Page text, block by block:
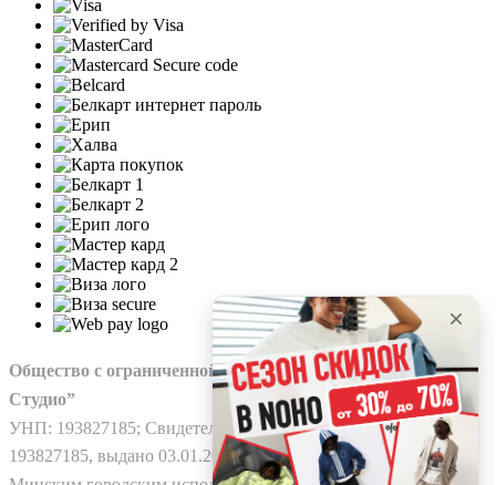
Общество с ограниченной ответственностью “Нохо
Студио”
УНП: 193827185; Свидетельство о гос. регистрации №
193827185, выдано 03.01.2025